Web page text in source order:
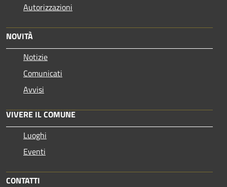
Autorizzazioni
NOVITÀ
Notizie
Comunicati
Avvisi
VIVERE IL COMUNE
Luoghi
Eventi
CONTATTI